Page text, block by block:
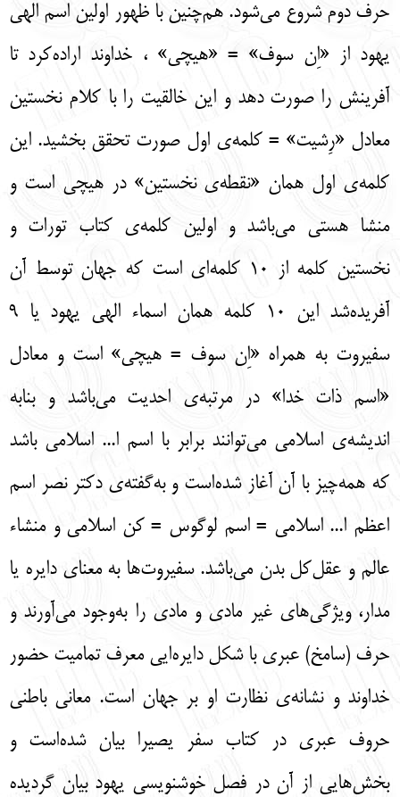
حرف دوم شروع می‌شود. هم‌چنین با ظهور اولین اسم الهی
یهود از «اِن سوف» = «هیچی» ، خداوند اراده‌کرد تا
آفرینش را صورت دهد و این خالقیت را با کلام نخستین
معادل «رِشیت» = کلمه‌ی اول صورت تحقق بخشید. این
کلمه‌ی اول همان «نقطه‌ی نخستین» در هیچی است و
منشا هستی می‌باشد و اولین کلمه‌ی کتاب تورات و
نخستین کلمه از 10 کلمه‌ای است که جهان توسط آن
آفریده‌شد این 10 کلمه همان اسماء الهی یهود یا 9
سفیروت به همراه «اِن سوف = هیچی» است و معادل
«اسم ذات خدا» در مرتبه‌ی احدیت می‌باشد و بنابه
اندیشه‌ی اسلامی می‌توانند برابر با اسم ا... اسلامی باشد
که همه‌چیز با آن آغاز شده‌است و به‌گفته‌ی دکتر نصر اسم
اعظم ا... اسلامی = اسم لوگوس = کن اسلامی و منشاء
عالم و عقل‌کل بدن می‌باشد. سفیروت‌ها به معنای دایره یا
مدار، ویژگی‌های غیر مادی و مادی را به‌وجود می‌آورند و
حرف (سامخ) عبری با شکل دایره‌ایی معرف تمامیت حضور
خداوند و نشانه‌ی نظارت او بر جهان است. معانی باطنی
حروف عبری در کتاب سفر یصیرا بیان شده‌است و
بخش‌هایی از آن در فصل خوشنویسی یهود بیان گردیده